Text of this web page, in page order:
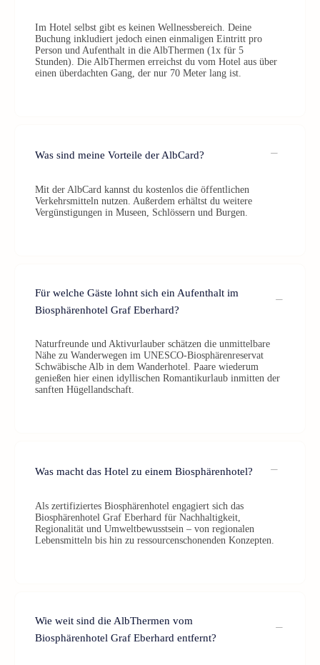
Im Hotel selbst gibt es keinen Wellnessbereich. Deine
Buchung inkludiert jedoch einen einmaligen Eintritt pro
Person und Aufenthalt in die AlbThermen (1x für 5
Stunden). Die AlbThermen erreichst du vom Hotel aus über
einen überdachten Gang, der nur 70 Meter lang ist.
Was sind meine Vorteile der AlbCard?
Mit der AlbCard kannst du kostenlos die öffentlichen
Verkehrsmitteln nutzen. Außerdem erhältst du weitere
Vergünstigungen in Museen, Schlössern und Burgen.
Für welche Gäste lohnt sich ein Aufenthalt im
Biosphärenhotel Graf Eberhard?
Naturfreunde und Aktivurlauber schätzen die unmittelbare
Nähe zu Wanderwegen im UNESCO-Biosphärenreservat
Schwäbische Alb in dem Wanderhotel. Paare wiederum
genießen hier einen idyllischen Romantikurlaub inmitten der
sanften Hügellandschaft.
Was macht das Hotel zu einem Biosphärenhotel?
Als zertifiziertes Biosphärenhotel engagiert sich das
Biosphärenhotel Graf Eberhard für Nachhaltigkeit,
Regionalität und Umweltbewusstsein – von regionalen
Lebensmitteln bis hin zu ressourcenschonenden Konzepten.
Wie weit sind die AlbThermen vom
Biosphärenhotel Graf Eberhard entfernt?